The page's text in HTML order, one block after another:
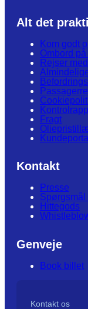
Alt det
Kom godt
Ombord
Rejser
Fragt
Kundeportal
Kontakt
Presse
Spørgsmål
Hittegods
Genveje
Book billet
Kontakt os